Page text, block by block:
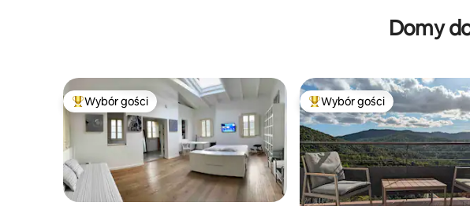
Domy
Najpopularniejsze z kategorii Wybór gości
Wybór gości Najpopularniejsze z kategorii
Wybór gości